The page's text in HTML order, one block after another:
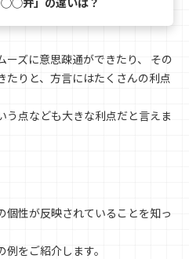
ズに意思疎通ができたり、 その
りと、方言にはたくさんの利点
う点なども大きな利点だと言えま
個性が反映されていることを知っ
をご紹介します。